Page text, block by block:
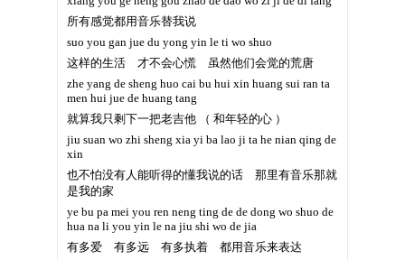
所有感觉都用音乐替我说
suo you gan jue du yong yin le ti wo shuo
这样的生活 才不会心慌 虽然他们会觉的荒唐
zhe yang de sheng huo cai bu hui xin huang sui ran ta
men hui jue de huang tang
就算我只剩下一把老吉他 （ 和年轻的心 ）
jiu suan wo zhi sheng xia yi ba lao ji ta he nian qing de
xin
也不怕没有人能听得的懂我说的话 那里有音乐那就
是我的家
ye bu pa mei you ren neng ting de de dong wo shuo de
hua na li you yin le na jiu shi wo de jia
有多爱 有多远 有多执着 都用音乐来表达